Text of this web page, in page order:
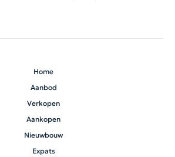
Home
Aanbod
Verkopen
Aankopen
Nieuwbouw
Expats